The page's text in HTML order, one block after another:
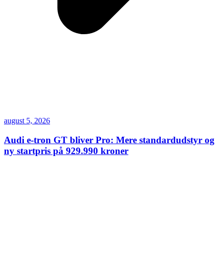
august 5, 2026
Audi e-tron GT bliver Pro: Mere standardudstyr og
ny startpris på 929.990 kroner